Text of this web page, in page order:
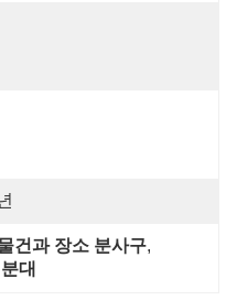
건과 장소 분사구,
대